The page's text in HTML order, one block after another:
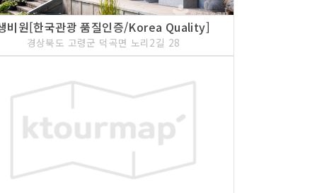
비원[한국관광 품질인증/Korea Quality]
경상북도 고령군 덕곡면 노리2길 28